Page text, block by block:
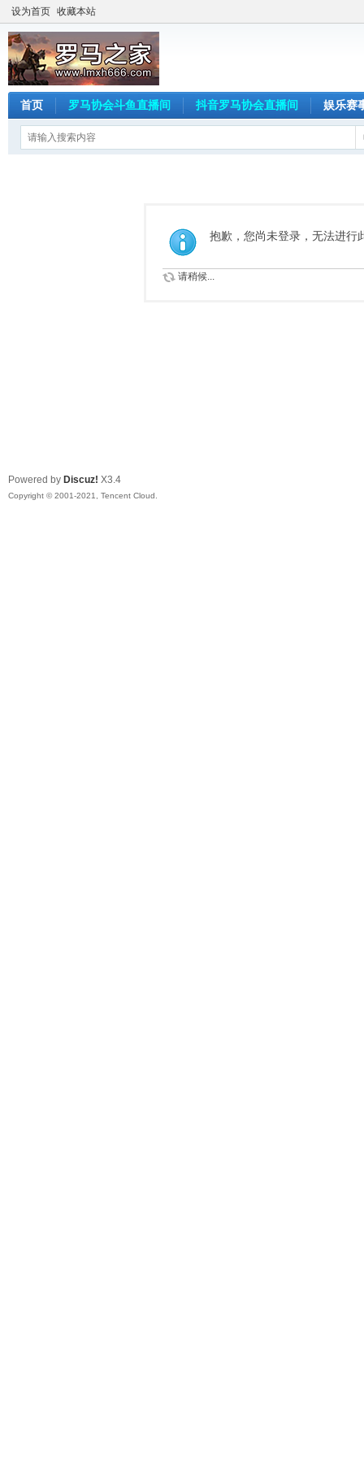
设为首页 收藏本站
首页 罗马协会斗鱼直播间 抖音罗马协会直播间 娱乐赛
抱歉，您尚未登录，无法进行
请稍候...
Powered by Discuz! X3.4
Copyright © 2001-2021, Tencent Cloud.